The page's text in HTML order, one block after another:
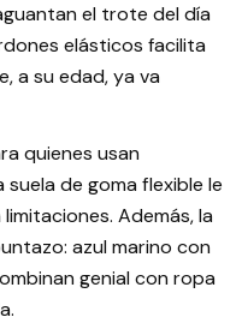
el trote del día
elásticos facilita
a su edad, ya va
quienes usan
de goma flexible le
Además, la
azul marino con
genial con ropa